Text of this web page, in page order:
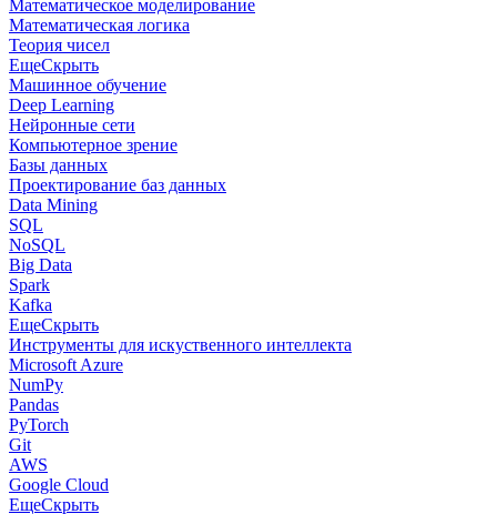
Математическое моделирование
Математическая логика
Теория чисел
ЕщеСкрыть
Машинное обучение
Deep Learning
Нейронные сети
Компьютерное зрение
Базы данных
Проектирование баз данных
Data Mining
SQL
NoSQL
Big Data
Spark
Kafka
ЕщеСкрыть
Инструменты для искуственного интеллекта
Microsoft Azure
NumPy
Pandas
PyTorch
Git
AWS
Google Cloud
ЕщеСкрыть